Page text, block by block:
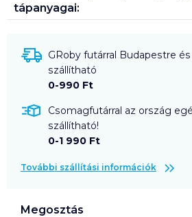
tápanyagai:
GRoby futárral Budapestre
szállítható
0-990 Ft
Csomagfutárral az ország
szállítható!
0-1 990 Ft
További szállítási információk
Megosztás